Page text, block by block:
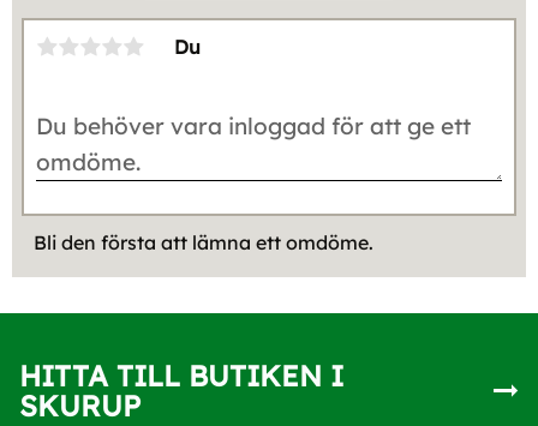
Du
Bli den första att lämna ett omdöme.
HITTA TILL BUTIKEN I
SKURUP